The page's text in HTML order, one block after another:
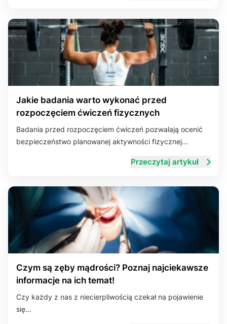
Jakie badania warto wykonać przed
rozpoczęciem ćwiczeń fizycznych
Badania przed rozpoczęciem ćwiczeń pozwalają ocenić
bezpieczeństwo planowanej aktywności fizycznej…
Przeczytaj artykuł
Czym są zęby mądrości? Poznaj najciekawsze
informacje na ich temat!
Czy każdy z nas z niecierpliwością czekał na pojawienie
się…